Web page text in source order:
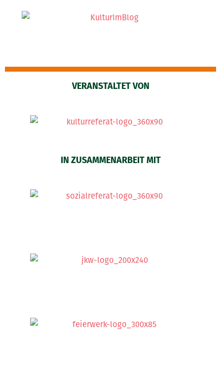
VERANSTALTET VON
IN ZUSAMMENARBEIT MIT